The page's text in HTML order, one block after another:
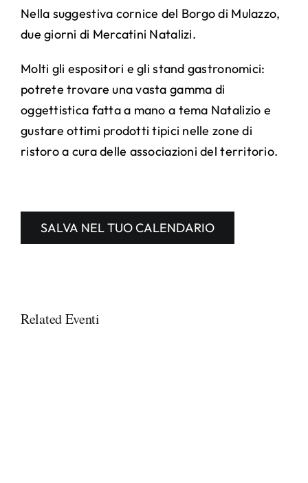
Nella suggestiva cornice del Borgo di Mulazzo,
due giorni di Mercatini Natalizi.
Molti gli espositori e gli stand gastronomici:
potrete trovare una vasta gamma di
oggettistica fatta a mano a tema Natalizio e
gustare ottimi prodotti tipici nelle zone di
ristoro a cura delle associazioni del territorio.
SALVA NEL TUO CALENDARIO
Related Eventi